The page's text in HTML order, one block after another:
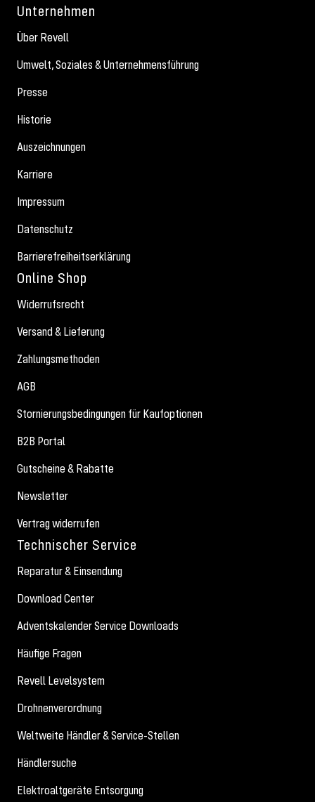
Unternehmen
Über Revell
Umwelt, Soziales & Unternehmensführung
Presse
Historie
Auszeichnungen
Karriere
Impressum
Datenschutz
Barrierefreiheitserklärung
Online Shop
Widerrufsrecht
Versand & Lieferung
Zahlungsmethoden
AGB
Stornierungsbedingungen für Kaufoptionen
B2B Portal
Gutscheine & Rabatte
Newsletter
Vertrag widerrufen
Technischer Service
Reparatur & Einsendung
Download Center
Adventskalender Service Downloads
Häufige Fragen
Revell Levelsystem
Drohnenverordnung
Weltweite Händler & Service-Stellen
Händlersuche
Elektroaltgeräte Entsorgung